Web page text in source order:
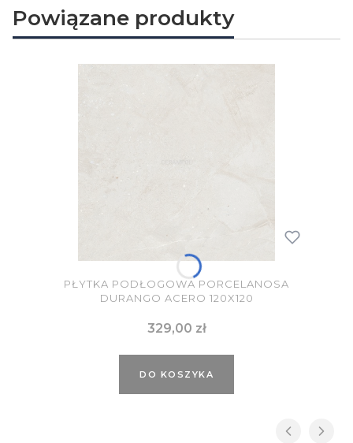
Powiązane produkty
PŁYTKA PODŁOGOWA PORCELANOSA
DURANGO ACERO 120X120
Cena
329,00 zł
DO KOSZYKA